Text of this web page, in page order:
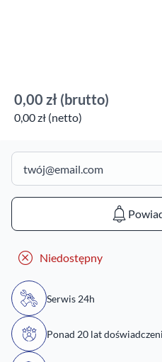
0,00 zł (brutto)
0,00 zł (netto)
Niedostępny
Serwis 24h
Ponad 20 lat